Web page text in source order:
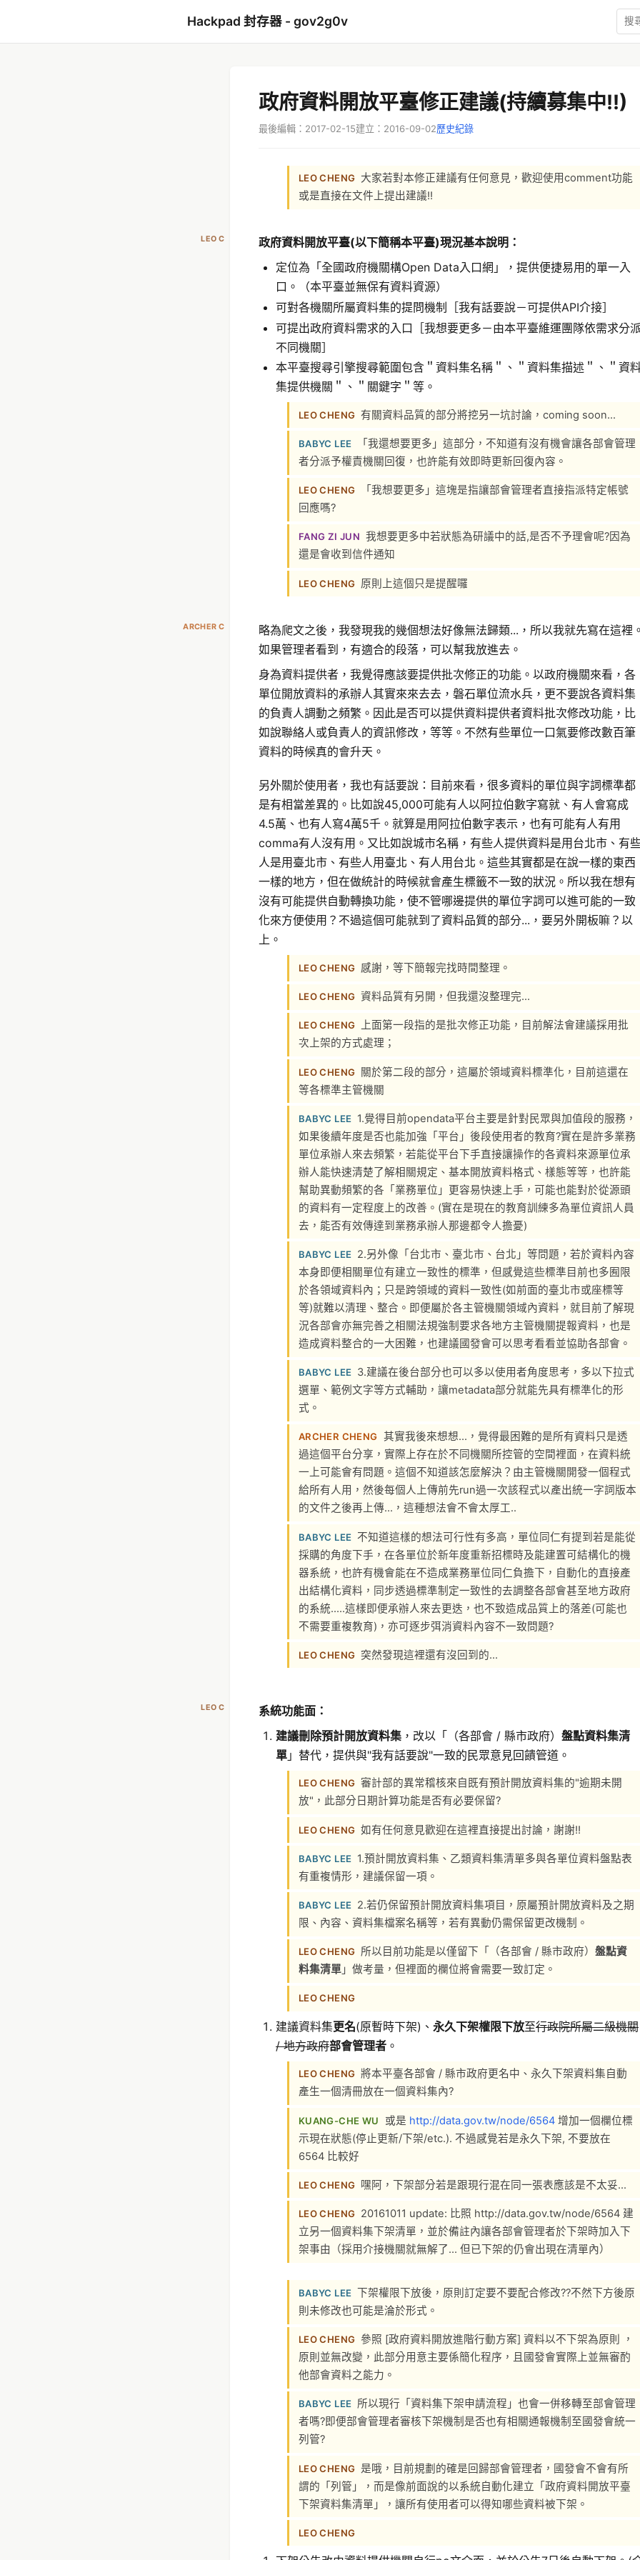
Hackpad 封存器 - gov2g0v
政府資料開放平臺修正建議(持續募集中!!)
最後編輯：2017-02-15建立：2016-09-02歷史紀錄
LEO CHENG 大家若對本修正建議有任何意見，歡迎使用comment功能
或是直接在文件上提出建議!!
LEO C
政府資料開放平臺(以下簡稱本平臺)現況基本說明：
定位為「全國政府機關構Open Data入口網」，提供便捷易用的單一入
口。（本平臺並無保有資料資源）
可對各機關所屬資料集的提問機制［我有話要說－可提供API介接］
可提出政府資料需求的入口［我想要更多－由本平臺維運團隊依需求分
不同機關］
本平臺搜尋引擎搜尋範圍包含＂資料集名稱＂、＂資料集描述＂、＂資
集提供機關＂、＂關鍵字＂等。
LEO CHENG 有關資料品質的部分將挖另一坑討論，coming soon...
BABYC LEE
「我還想要更多」這部分，不知道有沒有機會讓各部會管理
者分派予權責機關回復，也許能有效即時更新回復內容。
LEO CHENG
「我想要更多」這塊是指讓部會管理者直接指派特定帳號
回應嗎?
FANG ZI JUN 我想要更多中若狀態為研議中的話,是否不予理會呢?因為
還是會收到信件通知
LEO CHENG 原則上這個只是提醒囉
ARCHER C
略為爬文之後，我發現我的幾個想法好像無法歸類...，所以我就先寫在這裡
如果管理者看到，有適合的段落，可以幫我放進去。
身為資料提供者，我覺得應該要提供批次修正的功能。以政府機關來看，各
單位開放資料的承辦人其實來來去去，磐石單位流水兵，更不要說各資料集
的負責人調動之頻繁。因此是否可以提供資料提供者資料批次修改功能，比
如說聯絡人或負責人的資訊修改，等等。不然有些單位一口氣要修改數百筆
資料的時候真的會升天。
另外關於使用者，我也有話要說：目前來看，很多資料的單位與字詞標準都
是有相當差異的。比如說45,000可能有人以阿拉伯數字寫就、有人會寫成
4.5萬、也有人寫4萬5千。就算是用阿拉伯數字表示，也有可能有人有用
comma有人沒有用。又比如說城市名稱，有些人提供資料是用台北市、有
人是用臺北市、有些人用臺北、有人用台北。這些其實都是在說一樣的東西
一樣的地方，但在做統計的時候就會產生標籤不一致的狀況。所以我在想有
沒有可能提供自動轉換功能，使不管哪邊提供的單位字詞可以進可能的一致
化來方便使用？不過這個可能就到了資料品質的部分...，要另外開板嘛？以
上。
LEO CHENG 感謝，等下簡報完找時間整理。
LEO CHENG 資料品質有另開，但我還沒整理完...
LEO CHENG
上面第一段指的是批次修正功能，目前解法會建議採用批
次上架的方式處理；
LEO CHENG
關於第二段的部分，這屬於領域資料標準化，目前這還在
等各標準主管機關
BABYC LEE 1.覺得目前opendata平台主要是針對民眾與加值段的服務，
如果後續年度是否也能加強「平台」後段使用者的教育?實在是許多業務
單位承辦人來去頻繁，若能從平台下手直接讓操作的各資料來源單位承
辦人能快速清楚了解相關規定、基本開放資料格式、樣態等等，也許能
幫助異動頻繁的各「業務單位」更容易快速上手，可能也能對於從源頭
的資料有一定程度上的改善。(實在是現在的教育訓練多為單位資訊人員
去，能否有效傳達到業務承辦人那邊都令人擔憂)
BABYC LEE 2.另外像「台北市、臺北市、台北」等問題，若於資料內容
本身即便相關單位有建立一致性的標準，但感覺這些標準目前也多囿限
於各領域資料內；只是跨領域的資料一致性(如前面的臺北市或座標等
等)就難以清理、整合。即便屬於各主管機關領域內資料，就目前了解現
況各部會亦無完善之相關法規強制要求各地方主管機關提報資料，也是
造成資料整合的一大困難，也建議國發會可以思考看看並協助各部會。
BABYC LEE 3.建議在後台部分也可以多以使用者角度思考，多以下拉式
選單、範例文字等方式輔助，讓metadata部分就能先具有標準化的形
式。
ARCHER CHENG 其實我後來想想...，覺得最困難的是所有資料只是透
過這個平台分享，實際上存在於不同機關所控管的空間裡面，在資料統
一上可能會有問題。這個不知道該怎麼解決？由主管機關開發一個程式
給所有人用，然後每個人上傳前先run過一次該程式以產出統一字詞版本
的文件之後再上傳...，這種想法會不會太厚工..
BABYC LEE 不知道這樣的想法可行性有多高，單位同仁有提到若是能從
採購的角度下手，在各單位於新年度重新招標時及能建置可結構化的機
器系統，也許有機會能在不造成業務單位同仁負擔下，自動化的直接產
出結構化資料，同步透過標準制定一致性的去調整各部會甚至地方政府
的系統.....這樣即便承辦人來去更迭，也不致造成品質上的落差(可能也
不需要重複教育)，亦可逐步弭消資料內容不一致問題?
LEO CHENG 突然發現這裡還有沒回到的...
LEO C
系統功能面：
建議刪除預計開放資料集 ，改以「（各部會 / 縣市政府） 盤點資料集清
單 」替代，提供與"我有話要說"一致的民眾意見回饋管道。
LEO CHENG 審計部的異常稽核來自既有預計開放資料集的"逾期未開
放"，此部分日期計算功能是否有必要保留?
LEO CHENG 如有任何意見歡迎在這裡直接提出討論，謝謝!!
BABYC LEE 1.預計開放資料集、乙類資料集清單多與各單位資料盤點表
有重複情形，建議保留一項。
BABYC LEE 2.若仍保留預計開放資料集項目，原屬預計開放資料及之期
限、內容、資料集檔案名稱等，若有異動仍需保留更改機制。
LEO CHENG 所以目前功能是以僅留下「（各部會 / 縣市政府）盤點資
料集清單」做考量，但裡面的欄位將會需要一致訂定。
LEO CHENG
建議資料集更名(原暫時下架)、 永久下架權限下放至行政院所屬二級機關
/ 地方政府部會管理者 。
LEO CHENG 將本平臺各部會 / 縣市政府更名中、永久下架資料集自動
產生一個清冊放在一個資料集內?
KUANG-CHE WU 或是 http://data.gov.tw/node/6564增加一個欄位標
示現在狀態(停止更新/下架/etc.). 不過感覺若是永久下架, 不要放在
6564 比較好
LEO CHENG 嘿阿，下架部分若是跟現行混在同一張表應該是不太妥...
LEO CHENG 20161011 update: 比照 http://data.gov.tw/node/6564 建
立另一個資料集下架清單，並於備註內讓各部會管理者於下架時加入下
架事由（採用介接機關就無解了... 但已下架的仍會出現在清單內）
BABYC LEE 下架權限下放後，原則訂定要不要配合修改??不然下方後原
則未修改也可能是淪於形式。
LEO CHENG 參照 [政府資料開放進階行動方案] 資料以不下架為原則 ，
原則並無改變，此部分用意主要係簡化程序，且國發會實際上並無審酌
他部會資料之能力。
BABYC LEE 所以現行「資料集下架申請流程」也會一併移轉至部會管理
者嗎?即便部會管理者審核下架機制是否也有相關通報機制至國發會統一
列管?
LEO CHENG 是哦，目前規劃的確是回歸部會管理者，國發會不會有所
謂的「列管」，而是像前面說的以系統自動化建立「政府資料開放平臺
下架資料集清單」，讓所有使用者可以得知哪些資料被下架。
LEO CHENG